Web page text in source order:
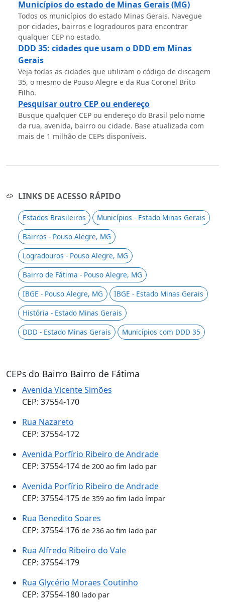
Municípios do estado de Minas Gerais (MG)
Todos os municípios do estado Minas Gerais. Navegue
por cidades, bairros e logradouros para encontrar
qualquer CEP no estado.
DDD 35: cidades que usam o DDD em Minas
Gerais
Veja todas as cidades que utilizam o código de discagem
35, o mesmo de Pouso Alegre e da Rua Coronel Brito
Filho.
Pesquisar outro CEP ou endereço
Busque qualquer CEP ou endereço do Brasil pelo nome
da rua, avenida, bairro ou cidade. Base atualizada com
mais de 1 milhão de CEPs disponíveis.
LINKS DE ACESSO RÁPIDO
Estados Brasileiros
Municípios - Estado Minas Gerais
Bairros - Pouso Alegre, MG
Logradouros - Pouso Alegre, MG
Bairro de Fátima - Pouso Alegre, MG
IBGE - Pouso Alegre, MG
IBGE - Estado Minas Gerais
História - Estado Minas Gerais
DDD - Estado Minas Gerais
Municípios com DDD 35
CEPs do Bairro Bairro de Fátima
Avenida Vicente Simões
CEP: 37554-170
Rua Nazareto
CEP: 37554-172
Avenida Porfírio Ribeiro de Andrade
CEP: 37554-174 de 200 ao fim lado par
Avenida Porfírio Ribeiro de Andrade
CEP: 37554-175 de 359 ao fim lado ímpar
Rua Benedito Soares
CEP: 37554-176 de 236 ao fim lado par
Rua Alfredo Ribeiro do Vale
CEP: 37554-179
Rua Glycério Moraes Coutinho
CEP: 37554-180 lado par